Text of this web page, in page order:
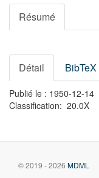
Résumé
Détail BibTeX
Publié le : 1950-12-14
Classification: 20.0X
© 2019 - 2026 MDML